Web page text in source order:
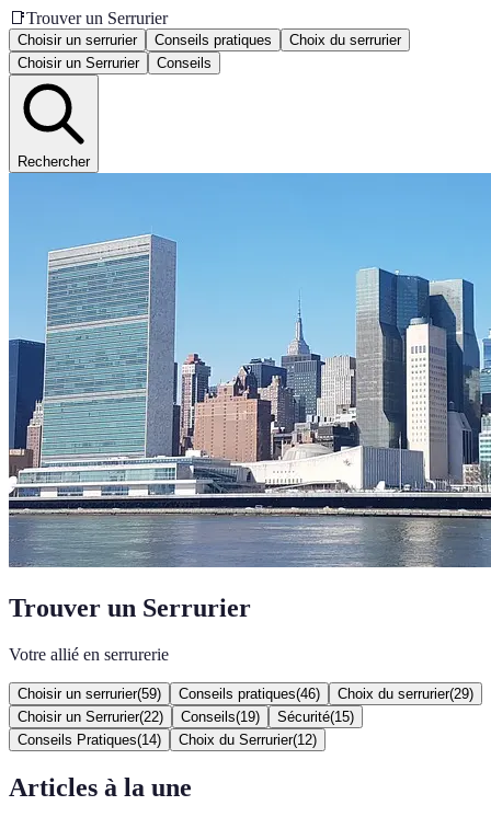
📑Trouver un Serrurier
Choisir un serrurier Conseils pratiques
Choix du serrurier
Choisir un Serrurier
Conseils
Rechercher
Trouver un Serrurier
Votre allié en serrurerie
Choisir un serrurier(59) Conseils pratiques(46) Choix du serrurier(29)
Choisir un Serrurier(22) Conseils(19) Sécurité(15)
Conseils Pratiques(14) Choix du Serrurier(12)
Articles à la une